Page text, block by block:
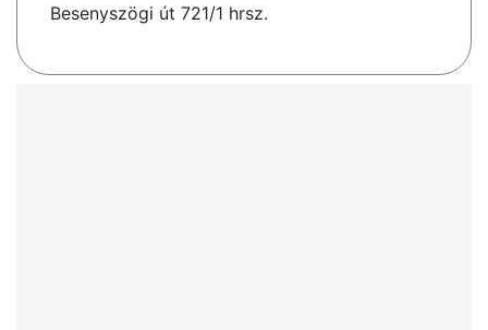
Besenyszögi út 721/1 hrsz.